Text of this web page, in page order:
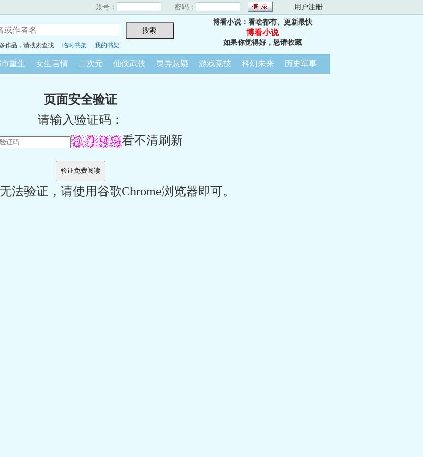
账号： 密码： 用户注册
作品，请搜索查找 临时书架 我的书架
博看小说：看啥都有、更新最快
博看小说
如果你觉得好，恳请收藏
重生 女生言情 二次元 仙侠武侠 灵异悬疑 游戏竞技 科幻未来 历史军事
页面安全验证
请输入验证码：
看不清刷新
法验证，请使用谷歌Chrome浏览器即可。